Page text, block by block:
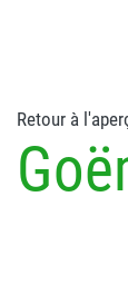
Retour à